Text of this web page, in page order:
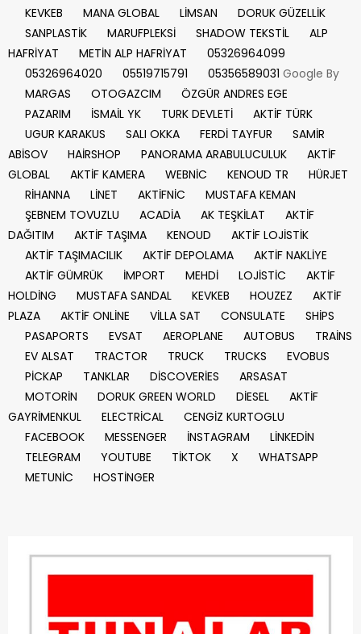
KEVKEB
MANA GLOBAL LİMSAN
DORUK GÜZELLİK
SANPLASTİK
MARUFPLEKSİ SHADOW TEKSTİL
ALP
HAFRİYAT
METİN ALP HAFRİYAT
05326964099
05326964020
05519715791 05356589031 Google By
MARGAS
OTOGAZCIM
ÖZGÜR ANDRES EGE
PAZARIM
İSMAİL YK TURK DEVLETİ
AKTİF TÜRK
UGUR KARAKUS
SALI OKKA FERDİ TAYFUR
SAMİR
ABİSOV
HAİRSHOP PANORAMA ARABULUCULUK
AKTİF
GLOBAL
AKTİF KAMERA WEBNİC KENOUD TR
HÜRJET
RİHANNA
LİNET AKTİFNİC
MUSTAFA KEMAN
ŞEBNEM TOVUZLU
ACADİA AK TEŞKİLAT
AKTİF
DAĞITIM
AKTİF TAŞIMA KENOUD
AKTİF LOJİSTİK
AKTİF TAŞIMACILIK
AKTİF DEPOLAMA
AKTİF NAKLİYE
AKTİF GÜMRÜK
İMPORT MEHDİ LOJİSTİC
AKTİF
HOLDİNG
MUSTAFA SANDAL KEVKEB HOUZEZ
AKTİF
PLAZA
AKTİF ONLİNE VİLLA SAT CONSULATE
SHİPS
PASAPORTS
EVSAT AEROPLANE AUTOBUS
TRAİNS
EV ALSAT
TRACTOR TRUCK TRUCKS
EVOBUS
PİCKAP
TANKLAR DİSCOVERİES
ARSASAT
MOTORİN
DORUK GREEN WORLD DİESEL
AKTİF
GAYRİMENKUL
ELECTRİCAL
CENGİZ KURTOGLU
FACEBOOK
MESSENGER İNSTAGRAM
LİNKEDİN
TELEGRAM
YOUTUBE TİKTOK X
WHATSAPP
METUNİC
HOSTİNGER